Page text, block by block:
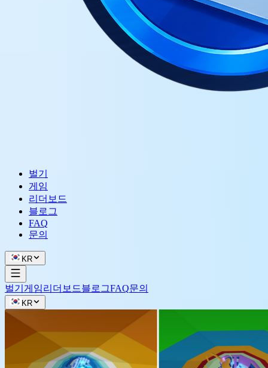
벌기
게임
리더보드
블로그
FAQ
문의
KR
벌기 게임리더보드블로그FAQ문의
KR